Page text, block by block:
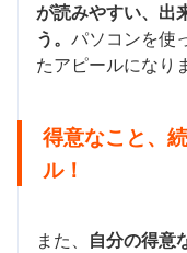
が読みやすい、出
う。 パソコンを使
たアピールになり
得意なこと、
ル！
また、
自分の得意